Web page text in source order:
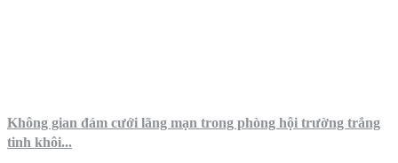
Không gian đám cưới lãng mạn trong phòng hội trường trắng
tinh khôi...